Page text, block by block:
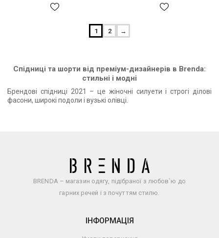
1 2 →
Спідниці та шорти від преміум-дизайнерів в Brenda:
стильні і модні
Брендові спідниці 2021 – це жіночні силуети і строгі ділові
фасони, широкі подоли і вузькі олівці.
BRENDA – магазин одягу, підібраної з любов`ю до
гарних речей і з почуттям стилю.
ІНФОРМАЦІЯ